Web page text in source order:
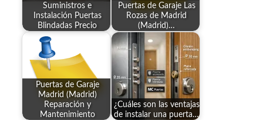
Suministros e
Instalación Puertas
Blindadas Precio
Puertas de Garaje Las
Rozas de Madrid
(Madrid)…
Puertas de Garaje
Madrid (Madrid)
Reparación y
Mantenimiento
¿Cuáles son las ventajas
de instalar una puerta…